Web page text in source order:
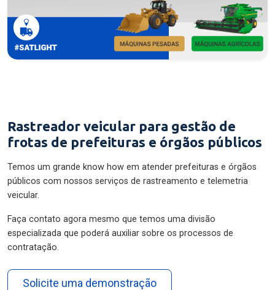
Rastreador veicular para gestão de
frotas de prefeituras e órgãos públicos
Temos um grande know how em atender prefeituras e órgãos
públicos com nossos serviços de rastreamento e telemetria
veicular.
Faça contato agora mesmo que temos uma divisão
especializada que poderá auxiliar sobre os processos de
contratação.
Solicite uma demonstração